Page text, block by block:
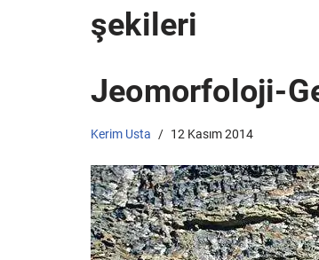
şekileri
Jeomorfoloji-
Kerim Usta 12 Kasım 2014